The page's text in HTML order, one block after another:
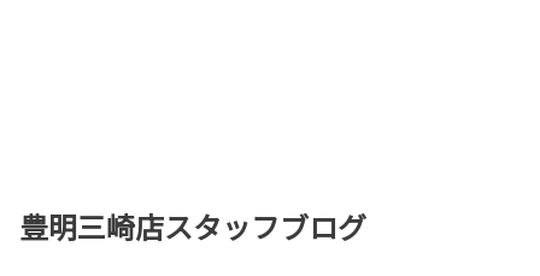
豊明三崎店スタッフブログ